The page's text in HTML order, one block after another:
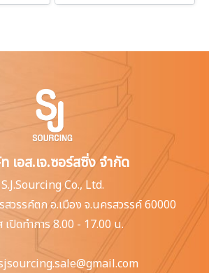
เอส.เจ.ซอร์สซิ่ง จำกัด
S.J.Sourcing Co., Ltd.
สวรรค์ตกอ.เมือง จ.นครสวรรค์ 60000
เปิดทำการ 8.00 - 17.00 น.